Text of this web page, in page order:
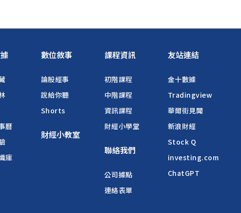
曆
庫
數位敘事
論股經事
說給你聽
Shorts
財經小教室
課程資訊
初階課程
中階課程
資訊課程
財經小學堂
聯絡我們
公司據點
連絡表單
友站連結
金十數據
Tradingview
華爾街見聞
新浪財經
Stock Q
investing.com
ChatGPT